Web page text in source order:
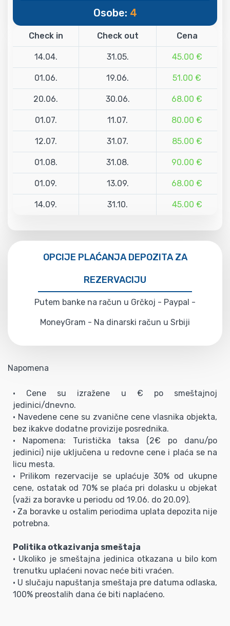
Osobe: 4
Check in Check out Cena
14.04. 31.05. 45.00 €
01.06. 19.06. 51.00 €
20.06. 30.06. 68.00 €
01.07. 11.07. 80.00 €
12.07. 31.07. 85.00 €
01.08. 31.08. 90.00 €
01.09. 13.09. 68.00 €
14.09. 31.10. 45.00 €
OPCIJE PLAĆANJA DEPOZITA ZA
REZERVACIJU
Putem banke na račun u Grčkoj - Paypal -
MoneyGram - Na dinarski račun u Srbiji
Napomena
• Cene su izražene u € po smeštajnoj
jedinici/dnevno.
• Navedene cene su zvanične cene vlasnika objekta,
bez ikakve dodatne provizije posrednika.
• Napomena: Turistička taksa (2€ po danu/po
jedinici) nije uključena u redovne cene i plaća se na
licu mesta.
• Prilikom rezervacije se uplaćuje 30% od ukupne
cene, ostatak od 70% se plaća pri dolasku u objekat
(važi za boravke u periodu od 19.06. do 20.09).
• Za boravke u ostalim periodima uplata depozita nije
potrebna.
Politika otkazivanja smeštaja
• Ukoliko je smeštajna jedinica otkazana u bilo kom
trenutku uplaćeni novac neće biti vraćen.
• U slučaju napuštanja smeštaja pre datuma odlaska,
100% preostalih dana će biti naplaćeno.